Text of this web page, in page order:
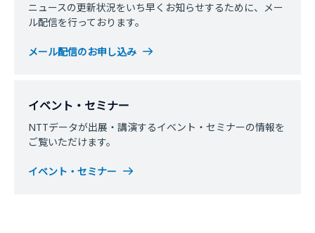
ニュースの更新状況をいち早くお知らせするために、メー
ル配信を行っております。
メール配信のお申し込み
イベント・セミナー
NTTデータが出展・講演するイベント・セミナーの情報を
ご覧いただけます。
イベント・セミナー